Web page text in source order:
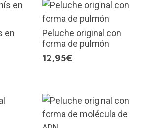
en
Peluche original con
forma de pulmón
12,95€